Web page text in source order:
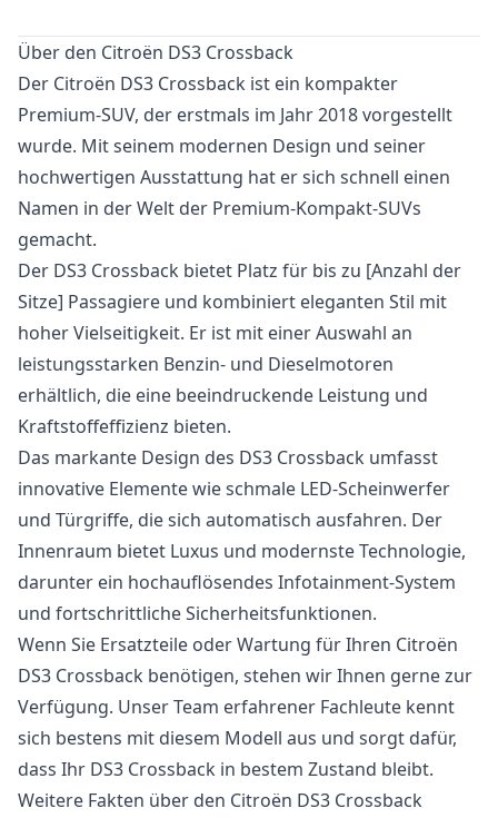
Über den Citroën DS3 Crossback
Der Citroën DS3 Crossback ist ein kompakter
Premium-SUV, der erstmals im Jahr 2018 vorgestellt
wurde. Mit seinem modernen Design und seiner
hochwertigen Ausstattung hat er sich schnell einen
Namen in der Welt der Premium-Kompakt-SUVs
gemacht.
Der DS3 Crossback bietet Platz für bis zu [Anzahl der
Sitze] Passagiere und kombiniert eleganten Stil mit
hoher Vielseitigkeit. Er ist mit einer Auswahl an
leistungsstarken Benzin- und Dieselmotoren
erhältlich, die eine beeindruckende Leistung und
Kraftstoffeffizienz bieten.
Das markante Design des DS3 Crossback umfasst
innovative Elemente wie schmale LED-Scheinwerfer
und Türgriffe, die sich automatisch ausfahren. Der
Innenraum bietet Luxus und modernste Technologie,
darunter ein hochauflösendes Infotainment-System
und fortschrittliche Sicherheitsfunktionen.
Wenn Sie Ersatzteile oder Wartung für Ihren Citroën
DS3 Crossback benötigen, stehen wir Ihnen gerne zur
Verfügung. Unser Team erfahrener Fachleute kennt
sich bestens mit diesem Modell aus und sorgt dafür,
dass Ihr DS3 Crossback in bestem Zustand bleibt.
Weitere Fakten über den Citroën DS3 Crossback